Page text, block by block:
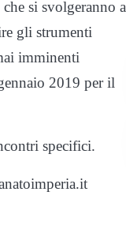
si svolgeranno a
gli strumenti
imminenti
2019 per il
specifici.